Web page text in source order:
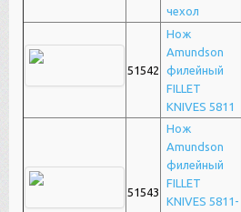
чехол
51542
Нож
Amundson
филейный
FILLET
KNIVES 5811
51543
Нож
Amundson
филейный
FILLET
KNIVES 5811-